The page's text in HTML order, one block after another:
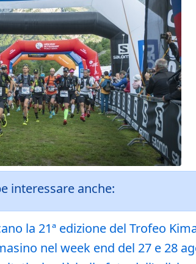
interessare anche:
la 21ª edizione del Trofeo
nel week end del 27 e 28